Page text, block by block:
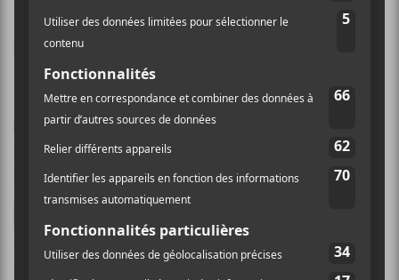
Site Web
Enregistrer mon nom, mon e-mail et mon site dans
le navigateur pour mon prochain commentaire.
Ce site utilise Akismet pour réduire les indésirables.